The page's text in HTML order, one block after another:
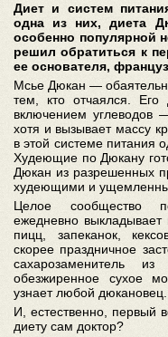
Диет и систем
одна из них, диета
особенно популярной
решил обратиться к
ее основателя,
Мсье Дюкан —
тем, кто отчаялся.
включением углеводов
хотя и вызывает массу
в этой системе питания
Худеющие по Дюкану
Дюкан из разрешенных
худеющими и
Целое сообщество
ежедневно выкладывает
пицц, запеканок,
скорее праздничное
сахарозаменитель
обезжиренное сухое
узнает любой дюкановец.
И, естественно, первый
диету сам доктор?